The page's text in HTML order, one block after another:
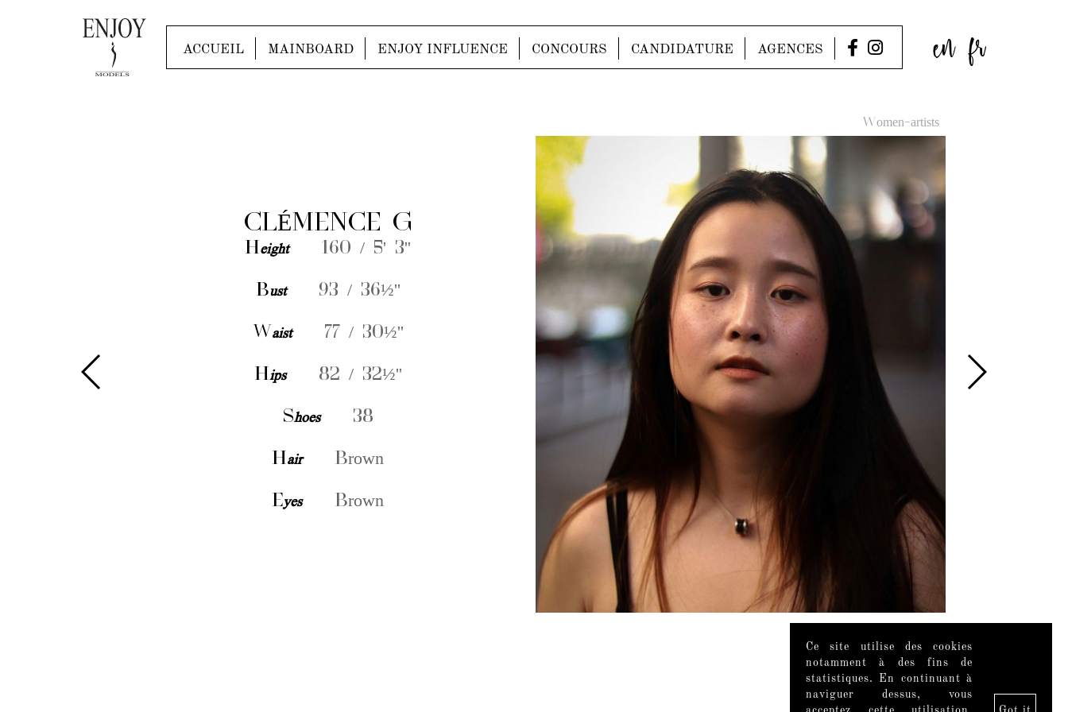
ACCUEIL MAINBOARD ENJOY INFLUENCE CONCOURS CANDIDATURE AGENCES en fr
Women-artists
CLÉMENCE G
Height 160 / 5' 3''
Bust 93 / 36½''
Waist 77 / 30½''
Hips 82 / 32½''
Shoes 38
Hair Brown
Eyes Brown
Ce site utilise des cookies
notamment à des fins de
statistiques. En continuant à
naviguer dessus, vous